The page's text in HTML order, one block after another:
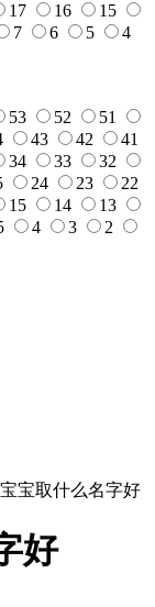
17 16
15
7 6 5
4
53 52
51
43 42
41
34 33
32
24 23
22
15 14
13
4 3
2
宝取什么名字好
好